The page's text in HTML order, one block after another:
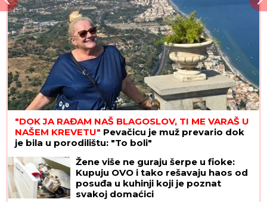
"DOK JA RAĐAM NAŠ BLAGOSLOV, TI ME VARAŠ U
NAŠEM KREVETU" Pevačicu je muž prevario dok
je bila u porodilištu: "To boli"
Žene više ne guraju šerpe u fioke:
Kupuju OVO i tako rešavaju haos od
posuđa u kuhinji koji je poznat
svakoj domaćici